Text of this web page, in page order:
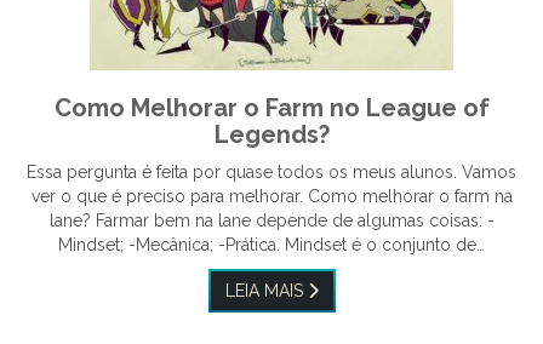
Como Melhorar o Farm no League of
Legends?
Essa pergunta é feita por quase todos os meus alunos. Vamos
ver o que é preciso para melhorar. Como melhorar o farm na
lane? Farmar bem na lane depende de algumas coisas: -
Mindset; -Mecânica; -Prática. Mindset é o conjunto de…
LEIA MAIS